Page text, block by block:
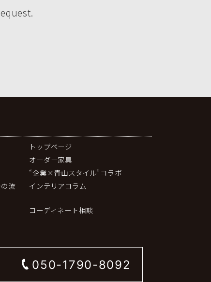
トップページ
オーダー家具
“企業×青山スタイル”コラボ
流
インテリアコラム
コーディネート相談
050-1790-8092